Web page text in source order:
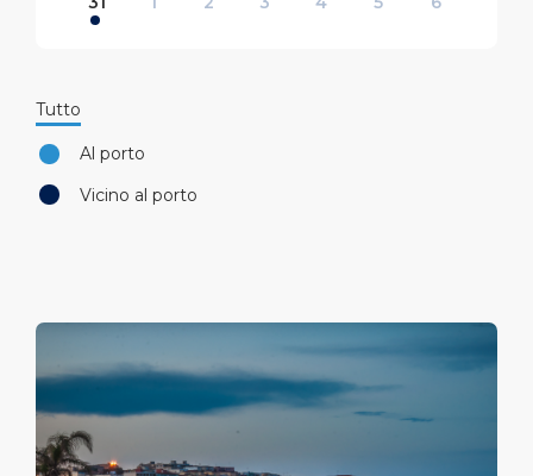
tra Mare e Cittàtra Mare e Cittàtra Mare e Cittàtra Mare e Città
Crotone Summer 2026
Crotone Summer 2026
Crotone Summer 2026
Tutto
Al porto
Vicino al porto